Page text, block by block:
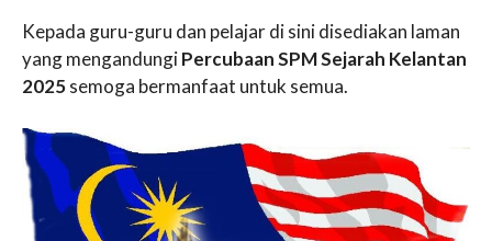
Kepada guru-guru dan pelajar di sini disediakan laman
yang mengandungiPercubaan SPM Sejarah Kelantan
2025semoga bermanfaat untuk semua.